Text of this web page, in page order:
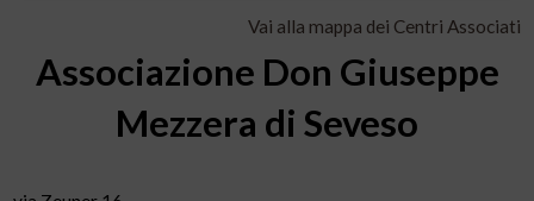
Vai alla mappa dei Centri Associati
Associazione Don Giuseppe
Mezzera di Seveso